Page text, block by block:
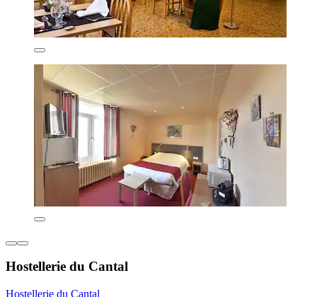
Hostellerie du Cantal
Hostellerie du Cantal